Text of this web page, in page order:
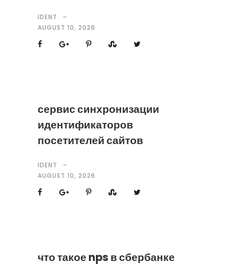
IDENT
AUGUST 10, 2026
сервис синхронизации
идентификаторов
посетителей сайтов
IDENT
AUGUST 10, 2026
что такое nps в сбербанке